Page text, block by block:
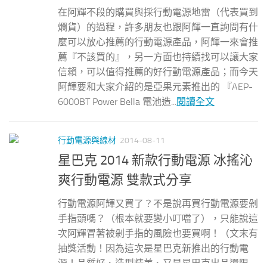
在阿輝不段的購買與採行動電源地雷（代表買到
爛貨）的過程，許多朋友也跟阿輝一直詢問有什
麼可以放心推薦的行動電源產品，阿輝一來會推
薦『不該買的』，另一方面也持續找可以讓大家
信賴，可以值得推薦的好行動電源產品；而今天
阿輝要和大家介紹的是亞果元素推出的 『AEP-
6000BT Power Bella 電池造...閱讀全文
行動電源與線材 2014-08-11
星巴克 2014 新款行動電源 冰搖沁
爽行動電源 雙款式分享
行動電源阿輝又買了？不是說再買行動電源要剁
手指頭嗎？（根本就要變小叮噹了），只能說這
次阿輝冒著被剁手指的風險也要買啊！（文末有
抽獎活動！因為這次是星巴克新推出的行動電